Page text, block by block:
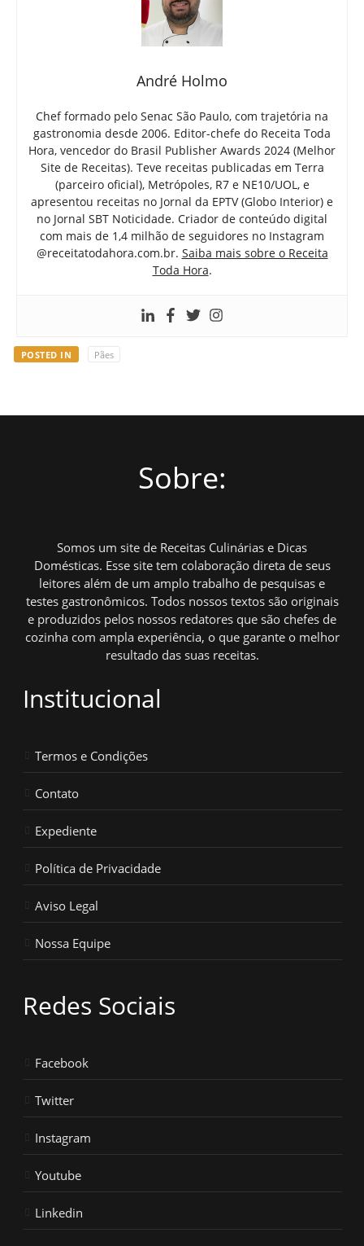
André Holmo
Chef formado pelo Senac São Paulo, com trajetória na
gastronomia desde 2006. Editor-chefe do Receita Toda
Hora, vencedor do Brasil Publisher Awards 2024 (Melhor
Site de Receitas). Teve receitas publicadas em Terra
(parceiro oficial), Metrópoles, R7 e NE10/UOL, e
apresentou receitas no Jornal da EPTV (Globo Interior) e
no Jornal SBT Noticidade. Criador de conteúdo digital
com mais de 1,4 milhão de seguidores no Instagram
@receitatodahora.com.br. Saiba mais sobre o Receita
Toda Hora.
POSTED IN Pães
Sobre:
Somos um site de Receitas Culinárias e Dicas
Domésticas. Esse site tem colaboração direta de seus
leitores além de um amplo trabalho de pesquisas e
testes gastronômicos. Todos nossos textos são originais
e produzidos pelos nossos redatores que são chefes de
cozinha com ampla experiência, o que garante o melhor
resultado das suas receitas.
Institucional
Termos e Condições
Contato
Expediente
Política de Privacidade
Aviso Legal
Nossa Equipe
Redes Sociais
Facebook
Twitter
Instagram
Youtube
Linkedin